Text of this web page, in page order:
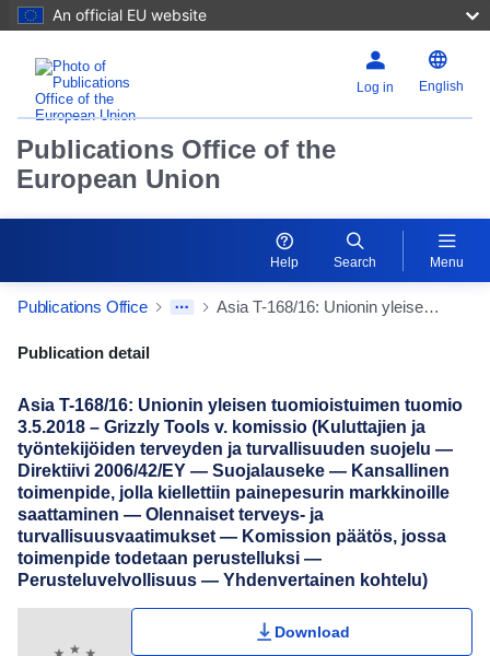
An official EU website
Log in English
Publications Office of the
European Union
Help Search Menu
Publications Office Asia T-168/16: Unionin yleisen tuomioistuimen tuomio 3.5.2018 – Grizzly Tools v. komissio (Kuluttajien ja työntekijöiden terveyden ja turvallisuuden suojelu — Direktiivi 2006/42/EY — Suojalauseke — Kansallinen toimenpide, jolla kiellettiin painepesurin markkinoille saattaminen — Olennaiset terveys- ja turvallisuusvaatimukset — Komission päätös, jossa toimenpide todetaan perustelluksi — Perusteluvelvollisuus — Yhdenvertainen kohtelu)
Publication Detail Actions Portlet
Publication detail
Asia T-168/16: Unionin yleisen tuomioistuimen tuomio
3.5.2018 – Grizzly Tools v. komissio (Kuluttajien ja
työntekijöiden terveyden ja turvallisuuden suojelu —
Direktiivi 2006/42/EY — Suojalauseke — Kansallinen
toimenpide, jolla kiellettiin painepesurin markkinoille
saattaminen — Olennaiset terveys- ja
turvallisuusvaatimukset — Komission päätös, jossa
toimenpide todetaan perustelluksi —
Perusteluvelvollisuus — Yhdenvertainen kohtelu)
Download